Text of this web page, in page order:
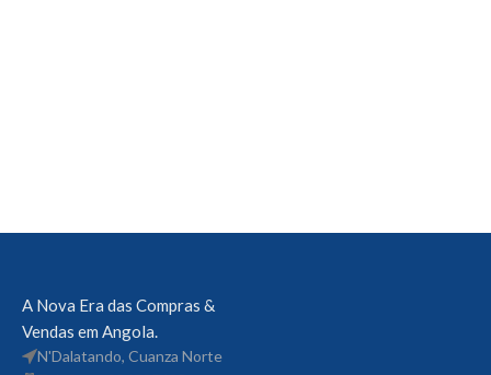
A Nova Era das Compras &
Vendas em Angola.
N'Dalatando, Cuanza Norte